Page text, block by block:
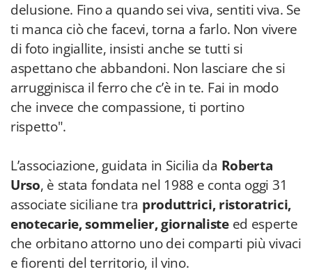
delusione. Fino a quando sei viva, sentiti viva. Se
ti manca ciò che facevi, torna a farlo. Non vivere
di foto ingiallite, insisti anche se tutti si
aspettano che abbandoni. Non lasciare che si
arrugginisca il ferro che c’è in te. Fai in modo
che invece che compassione, ti portino
rispetto".
L’associazione, guidata in Sicilia da Roberta
Urso, è stata fondata nel 1988 e conta oggi 31
associate siciliane tra produttrici, ristoratrici,
enotecarie, sommelier, giornalisteed esperte
che orbitano attorno uno dei comparti più vivaci
e fiorenti del territorio, il vino.